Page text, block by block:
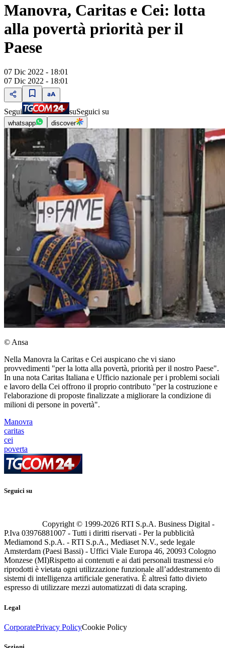
Manovra, Caritas e Cei: lotta
alla povertà priorità per il
Paese
07 Dic 2022 - 18:01
07 Dic 2022 - 18:01
Segui suSeguici su
whatsapp discover
© Ansa
Nella Manovra la Caritas e Cei auspicano che vi siano
provvedimenti "per la lotta alla povertà, priorità per il nostro Paese".
In una nota Caritas Italiana e Ufficio nazionale per i problemi sociali
e lavoro della Cei offrono il proprio contributo "per la costruzione e
l'elaborazione di proposte finalizzate a migliorare la condizione di
milioni di persone in povertà".
Manovra
caritas
cei
poverta
Seguici su
Copyright © 1999-2026 RTI S.p.A. Business Digital -
P.Iva 03976881007 - Tutti i diritti riservati - Per la pubblicità
Mediamond S.p.A. - RTI S.p.A., Mediaset N.V., sede legale
Amsterdam (Paesi Bassi) - Uffici Viale Europa 46, 20093 Cologno
Monzese (MI)Rispetto ai contenuti e ai dati personali trasmessi e/o
riprodotti è vietata ogni utilizzazione funzionale all’addestramento di
sistemi di intelligenza artificiale generativa. È altresì fatto divieto
espresso di utilizzare mezzi automatizzati di data scraping.
Legal
CorporatePrivacy PolicyCookie Policy